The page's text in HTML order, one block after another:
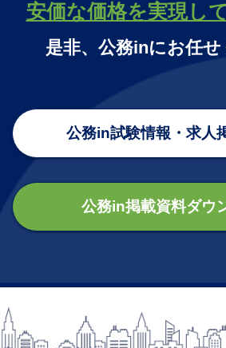
安価な価格を実現し
是非、公務inにお任せ
公務in試験情報・求人
公務in掲載資料ダウ